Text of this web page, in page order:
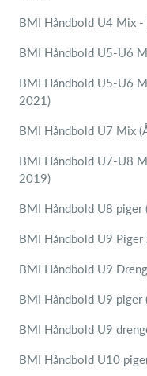
BMI Håndbold U4 Mix
BMI Håndbold U5-U6
BMI Håndbold U5-U6
2021)
BMI Håndbold U7 Mix
BMI Håndbold U7-U8
2019)
BMI Håndbold U8 piger
BMI Håndbold U9
BMI Håndbold U9
BMI Håndbold U9 piger
BMI Håndbold U9
BMI Håndbold U10